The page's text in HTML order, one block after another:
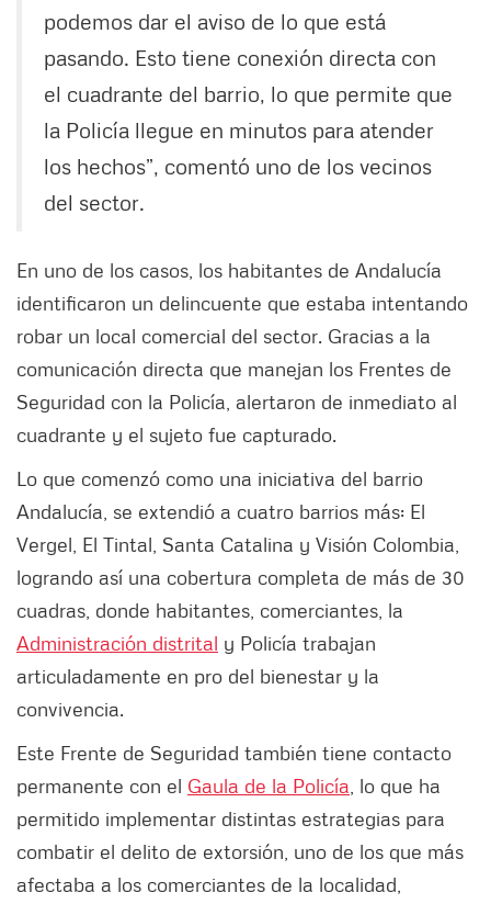
podemos dar el aviso de lo que está
pasando. Esto tiene conexión directa con
el cuadrante del barrio, lo que permite que
la Policía llegue en minutos para atender
los hechos”, comentó uno de los vecinos
del sector.
En uno de los casos, los habitantes de Andalucía
identificaron un delincuente que estaba intentando
robar un local comercial del sector. Gracias a la
comunicación directa que manejan los Frentes de
Seguridad con la Policía, alertaron de inmediato al
cuadrante y el sujeto fue capturado.
Lo que comenzó como una iniciativa del barrio
Andalucía, se extendió a cuatro barrios más: El
Vergel, El Tintal, Santa Catalina y Visión Colombia,
logrando así una cobertura completa de más de 30
cuadras, donde habitantes, comerciantes, la
Administración distrital y Policía trabajan
articuladamente en pro del bienestar y la
convivencia.
Este Frente de Seguridad también tiene contacto
permanente con el Gaula de la Policía , lo que ha
permitido implementar distintas estrategias para
combatir el delito de extorsión, uno de los que más
afectaba a los comerciantes de la localidad,